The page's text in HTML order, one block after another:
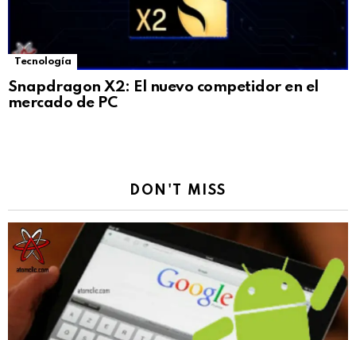
Tecnología
Snapdragon X2: El nuevo competidor en el
mercado de PC
DON'T MISS